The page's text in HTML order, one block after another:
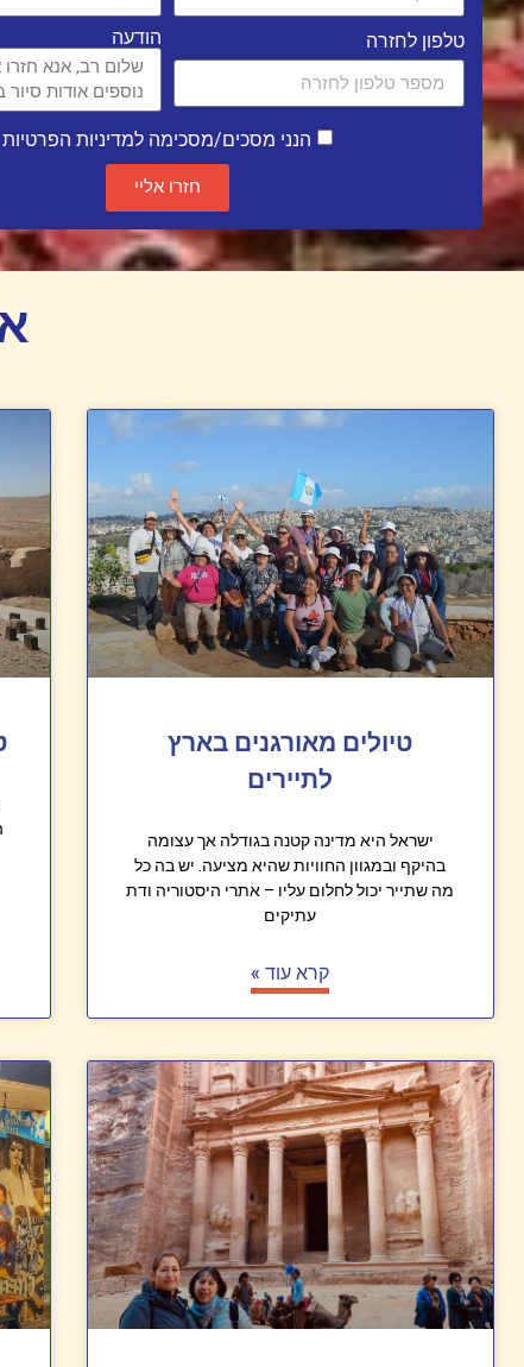
טלפון לחזרה הודעה
הנני מסכים/מסכימה למדיניות הפרטיות
חזרו אליי
טיולים מאורגנים בארץ
לתיירים
ישראל היא מדינה קטנה בגודלה אך עצומה
בהיקף ובמגוון החוויות שהיא מציעה. יש בה כל
מה שתייר יכול לחלום עליו – אתרי היסטוריה ודת
עתיקים
קרא עוד »